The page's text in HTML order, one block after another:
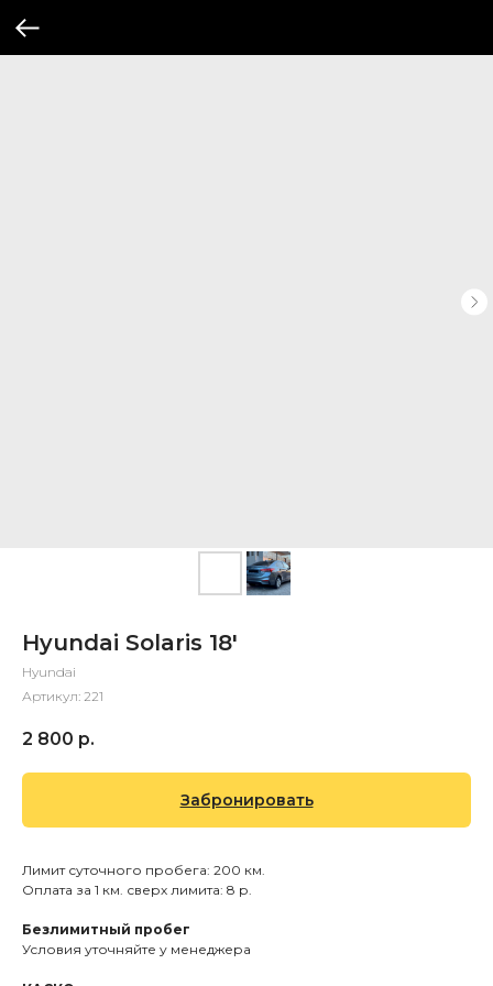
Hyundai Solaris 18'
Hyundai
Артикул: 221
2 800 р.
Забронировать
Лимит суточного пробега: 200 км.
Оплата за 1 км. сверх лимита: 8 р.
Безлимитный пробег
Условия уточняйте у менеджера